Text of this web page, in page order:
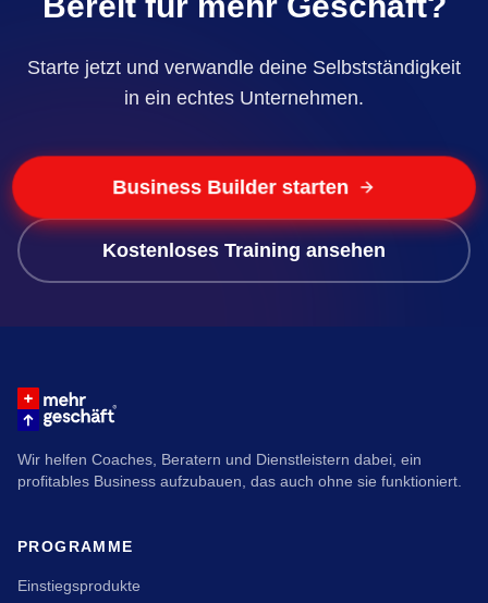
Starte jetzt und verwandle deine Selbstständigkeit
in ein echtes Unternehmen.
Business Builder starten
Kostenloses Training ansehen
Wir helfen Coaches, Beratern und Dienstleistern dabei, ein
profitables Business aufzubauen, das auch ohne sie funktioniert.
PROGRAMME
Einstiegsprodukte